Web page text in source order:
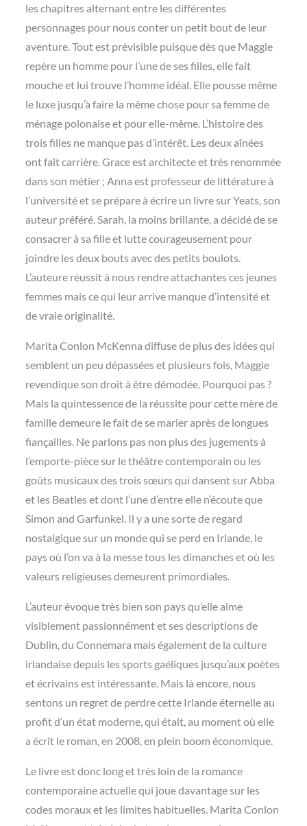
les chapitres alternant entre les différentes
personnages pour nous conter un petit bout de leur
aventure. Tout est prévisible puisque dès que Maggie
repère un homme pour l’une de ses filles, elle fait
mouche et lui trouve l’homme idéal. Elle pousse même
le luxe jusqu’à faire la même chose pour sa femme de
ménage polonaise et pour elle-même. L’histoire des
trois filles ne manque pas d’intérêt. Les deux aînées
ont fait carrière. Grace est architecte et très renommée
dans son métier ; Anna est professeur de littérature à
l’université et se prépare à écrire un livre sur Yeats, son
auteur préféré. Sarah, la moins brillante, a décidé de se
consacrer à sa fille et lutte courageusement pour
joindre les deux bouts avec des petits boulots.
L’auteure réussit à nous rendre attachantes ces jeunes
femmes mais ce qui leur arrive manque d’intensité et
de vraie originalité.
Marita Conlon McKenna diffuse de plus des idées qui
semblent un peu dépassées et plusieurs fois, Maggie
revendique son droit à être démodée. Pourquoi pas ?
Mais la quintessence de la réussite pour cette mère de
famille demeure le fait de se marier après de longues
fiançailles. Ne parlons pas non plus des jugements à
l’emporte-pièce sur le théâtre contemporain ou les
goûts musicaux des trois sœurs qui dansent sur Abba
et les Beatles et dont l’une d’entre elle n’écoute que
Simon and Garfunkel. Il y a une sorte de regard
nostalgique sur un monde qui se perd en Irlande, le
pays où l’on va à la messe tous les dimanches et où les
valeurs religieuses demeurent primordiales.
L’auteur évoque très bien son pays qu’elle aime
visiblement passionnément et ses descriptions de
Dublin, du Connemara mais également de la culture
irlandaise depuis les sports gaéliques jusqu’aux poètes
et écrivains est intéressante. Mais là encore, nous
sentons un regret de perdre cette Irlande éternelle au
profit d’un état moderne, qui était, au moment où elle
a écrit le roman, en 2008, en plein boom économique.
Le livre est donc long et très loin de la romance
contemporaine actuelle qui joue davantage sur les
codes moraux et les limites habituelles. Marita Conlon